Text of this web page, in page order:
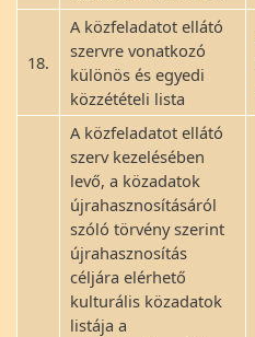
18.
A közfeladatot ellátó
szervre vonatkozó
különös és egyedi
közzétételi lista
A közfeladatot ellátó
szerv kezelésében
levő, a közadatok
újrahasznosításáról
szóló törvény szerint
újrahasznosítás
céljára elérhető
kulturális közadatok
listája a